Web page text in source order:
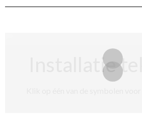
Installatie